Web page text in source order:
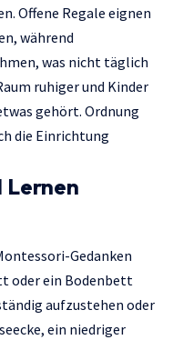
Offene Regale eignen
während
was nicht täglich
ruhiger und Kinder
gehört. Ordnung
die Einrichtung
Lernen
Gedanken
oder ein Bodenbett
aufzustehen oder
ein niedriger